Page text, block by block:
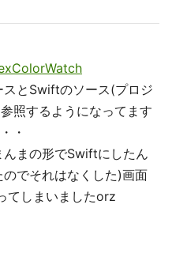
とSwiftのソース(プロジ
照するようになってます
・
まの形でSwiftにしたん
でそれはなくした)画面
てしまいましたorz